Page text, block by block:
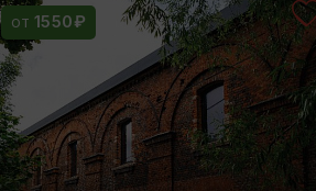
ОТ 1550₽